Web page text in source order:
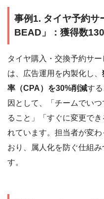
事例1. タイヤ予約サ
BEAD」：獲得数
タイヤ購入・交換予約サ
は、広告運用を内製化し、
率（CPA）を30%削減す
因として、「チームでい
ること」「すぐに変更で
れています。担当者が変
おり、属人化を防ぐ仕組
す。